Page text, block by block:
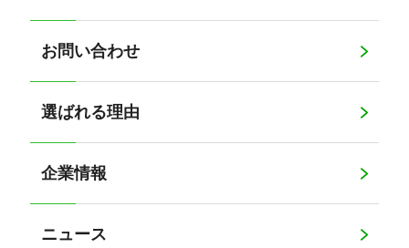
お問い合わせ
選ばれる理由
企業情報
ニュース